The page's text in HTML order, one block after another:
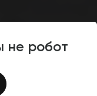
не робот